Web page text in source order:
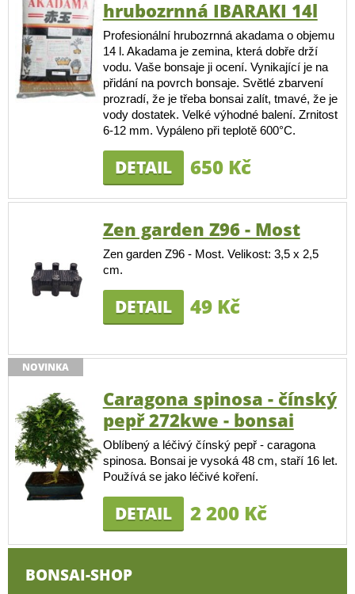
hrubozrnná IBARAKI 14l
Profesionální hrubozrnná akadama o objemu
14 l. Akadama je zemina, která dobře drží
vodu. Vaše bonsaje ji ocení. Vynikající je na
přidání na povrch bonsaje. Světlé zbarvení
prozradí, že je třeba bonsai zalít, tmavé, že je
vody dostatek. Velké výhodné balení. Zrnitost
6-12 mm. Vypáleno při teplotě 600°C.
DETAIL 650 Kč
Zen garden Z96 - Most
Zen garden Z96 - Most. Velikost: 3,5 x 2,5
cm.
DETAIL 49 Kč
NOVINKA
Caragona spinosa - čínský
pepř 272kwe - bonsai
Oblíbený a léčivý čínský pepř - caragona
spinosa. Bonsai je vysoká 48 cm, staří 16 let.
Používá se jako léčivé koření.
DETAIL 2 200 Kč
BONSAI-SHOP